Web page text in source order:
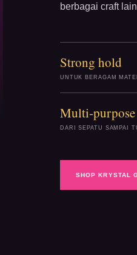
berbagai craft
Strong hold
UNTUK BERAGAM
Multi-purpose
DARI SEPATU SAMPAI
SHOP KRYSTAL